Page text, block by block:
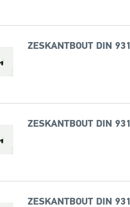
ZESKANTBOUT DIN
ZESKANTBOUT DIN
ZESKANTBOUT DIN